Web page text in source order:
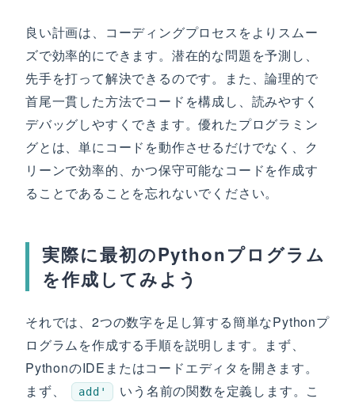
良い計画は、コーディングプロセスをよりスムー
ズで効率的にできます。潜在的な問題を予測し、
先手を打って解決できるのです。また、論理的で
首尾一貫した方法でコードを構成し、読みやすく
デバッグしやすくできます。優れたプログラミン
グとは、単にコードを動作させるだけでなく、ク
リーンで効率的、かつ保守可能なコードを作成す
ることであることを忘れないでください。
実際に最初のPythonプログラム
を作成してみよう
それでは、2つの数字を足し算する簡単なPythonプ
ログラムを作成する手順を説明します。まず、
PythonのIDEまたはコードエディタを開きます。
まず、
add'
いう名前の関数を定義します。こ